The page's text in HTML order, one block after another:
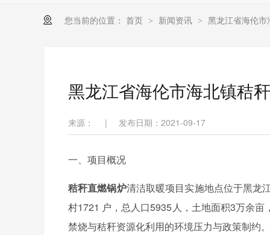
您当前的位置： 首页 > 新闻资讯 > 黑龙江省海伦
黑龙江省海伦市海北镇秸
来源： | 发布日期：2021-09-17
一、项目概况
秸秆直燃锅炉清洁取暖项目实施地点位于黑龙
村1721 户，总人口5935人，土地面积3万余亩
禁烧与秸秆资源化利用的环境压力与政策制约。